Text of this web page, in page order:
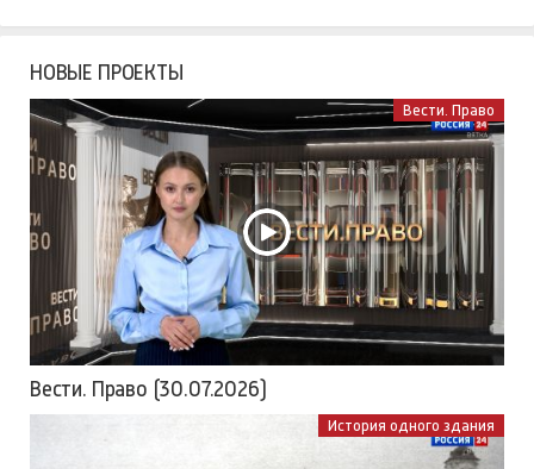
НОВЫЕ ПРОЕКТЫ
Вести. Право
Вести. Право (30.07.2026)
История одного здания